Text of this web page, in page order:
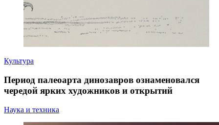
Культура
Период палеоарта динозавров ознаменовался
чередой ярких художников и открытий
Наука и техника